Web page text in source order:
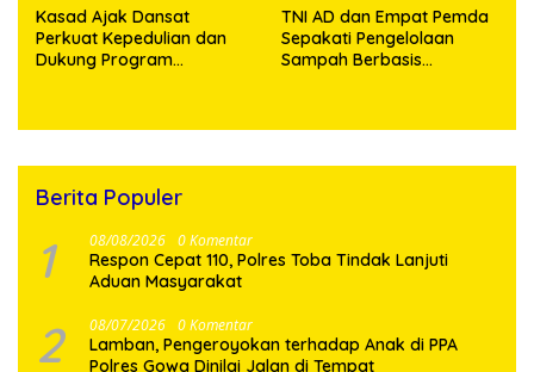
Kasad Ajak Dansat
Perkuat Kepedulian dan
Dukung Program
TNI AD dan Empat Pemda
Sepakati Pengelolaan
Sampah Berbasis
Berita Populer
1 08/08/2026 0 Komentar
Respon Cepat 110, Polres Toba Tindak Lanjuti
Aduan Masyarakat
2 08/07/2026 0 Komentar
Lamban, Pengeroyokan terhadap Anak di PPA
Polres Gowa Dinilai Jalan di Tempat